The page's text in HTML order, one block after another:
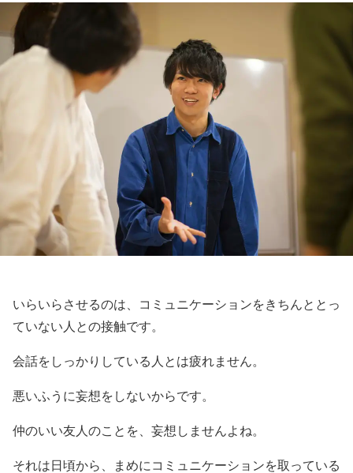
いらいらさせるのは、コミュニケーションをきちんととっ
ていない人との接触です。
会話をしっかりしている人とは疲れません。
悪いふうに妄想をしないからです。
仲のいい友人のことを、妄想しませんよね。
それは日頃から、まめにコミュニケーションを取っている